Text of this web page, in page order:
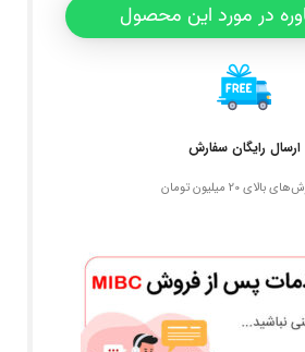
در مورد این محصول
ارسال رایگان سفارش
بالای 20 میلیون تومان